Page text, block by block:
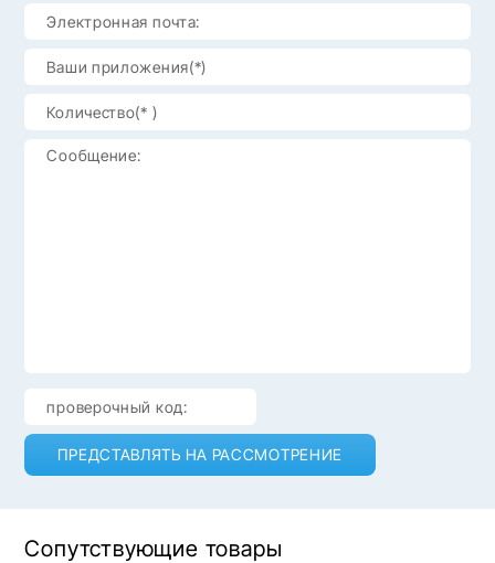
ПРЕДСТАВЛЯТЬ НА РАССМОТРЕНИЕ
Сопутствующие товары